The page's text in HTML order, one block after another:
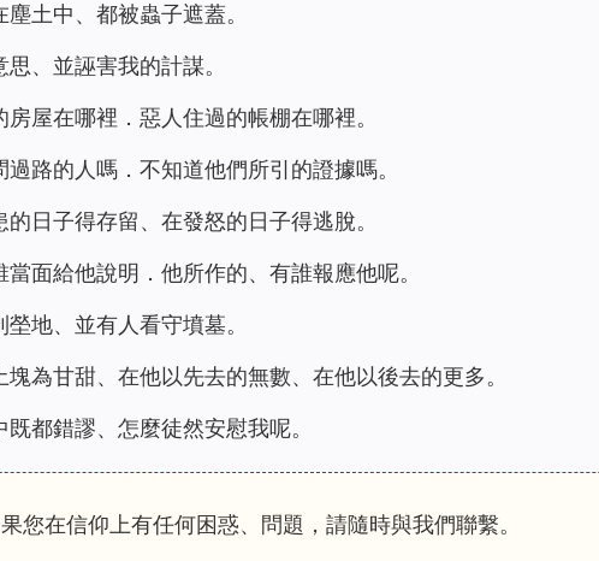
土中、都被蟲子遮蓋。
、並誣害我的計謀。
屋在哪裡．惡人住過的帳棚在哪裡。
路的人嗎．不知道他們所引的證據嗎。
日子得存留、在發怒的日子得逃脫。
面給他說明．他所作的、有誰報應他呢。
地、並有人看守墳墓。
為甘甜、在他以先去的無數、在他以後去的更多。
都錯謬、怎麼徒然安慰我呢。
您在信仰上有任何困惑、問題，請隨時與我們聯繫。